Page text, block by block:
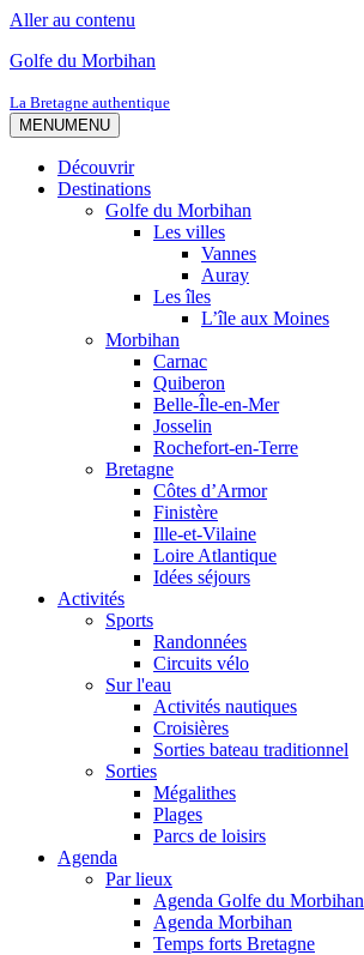
Aller au contenu
Golfe du Morbihan
La Bretagne authentique
MENUMENU
Découvrir
Destinations
Golfe du Morbihan
Les villes
Vannes
Auray
Les îles
L’île aux Moines
Morbihan
Carnac
Quiberon
Belle-Île-en-Mer
Josselin
Rochefort-en-Terre
Bretagne
Côtes d’Armor
Finistère
Ille-et-Vilaine
Loire Atlantique
Idées séjours
Activités
Sports
Randonnées
Circuits vélo
Sur l'eau
Activités nautiques
Croisières
Sorties bateau traditionnel
Sorties
Mégalithes
Plages
Parcs de loisirs
Agenda
Par lieux
Agenda Golfe du Morbihan
Agenda Morbihan
Temps forts Bretagne